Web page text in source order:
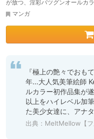
が放つ、淫彩バツグンオールカ
マンガ
『極上の艶々でおも
年…大人気美筆絵師
ルカラー初作品集が
以上をハイレベル加
た美少女達に、アナ
出典： MeltMellow【フルカ